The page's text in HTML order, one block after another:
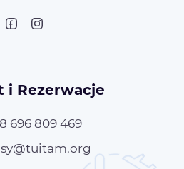
i Rezerwacje
696 809 469